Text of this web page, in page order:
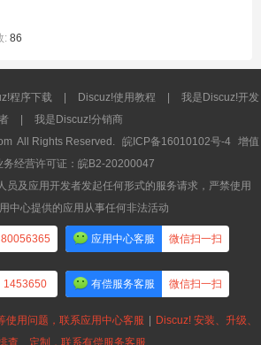
: 86
程序下载 Discuz!使用教程
我是Discuz!开发
我是Discuz!分销商
All Rights Reserved. 皖ICP备16010102号-4 增值
务经营许可证：皖B2-20200047
员及应用开发者发起任何形式的服务请求，严禁使用
中心提供的应用从事任何非法活动
80056365 应用中心客服 微信扫一扫
1453650 有偿服务客服 微信扫一扫
使用问题，联系应用中心客服
Discuz! 安装、升级、
查、定制，联系有偿服务客服